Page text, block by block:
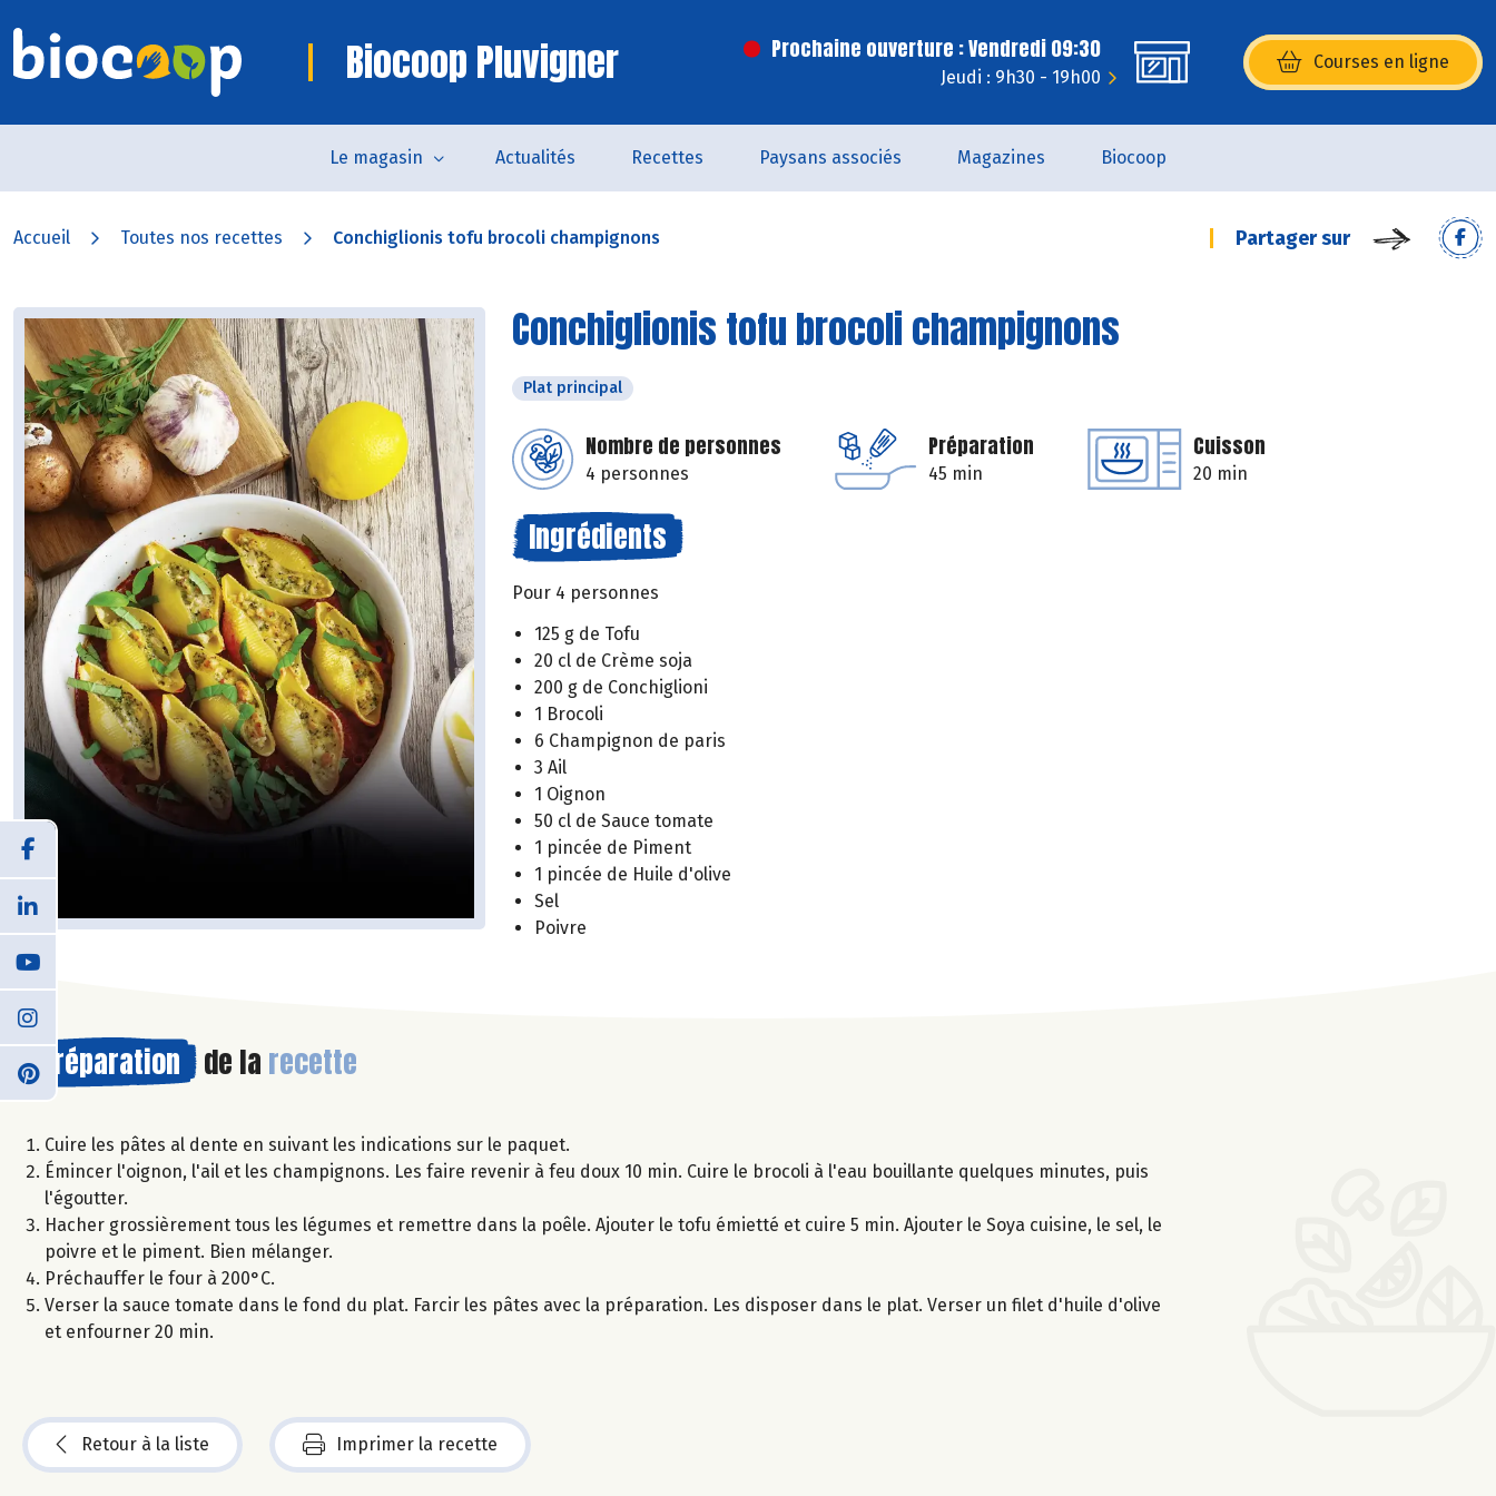
Biocoop Pluvigner Prochaine ouverture : Vendredi 09:30
Jeudi : 9h30 - 19h00
Courses en ligne
(s’ouvre dans une nouvelle
Le magasin Actualités Recettes Paysans associés Magazines Biocoop
Accueil Toutes nos recettes Conchiglionis tofu brocoli champignons Partager sur
Conchiglionis tofu brocoli champignons
Plat principal
Nombre de personnes
4 personnes
Préparation
45 min
Cuisson
20 min
Ingrédients
Pour 4 personnes
125 g de Tofu
20 cl de Crème soja
200 g de Conchiglioni
1 Brocoli
6 Champignon de paris
3 Ail
1 Oignon
50 cl de Sauce tomate
1 pincée de Piment
1 pincée de Huile d'olive
Sel
Poivre
Préparation de la recette
Cuire les pâtes al dente en suivant les indications sur le paquet.
Émincer l'oignon, l'ail et les champignons. Les faire revenir à feu doux 10 min. Cuire le brocoli à l'eau bouillante quelques minutes, puis
l'égoutter.
Hacher grossièrement tous les légumes et remettre dans la poêle. Ajouter le tofu émietté et cuire 5 min. Ajouter le Soya cuisine, le sel, le
poivre et le piment. Bien mélanger.
Préchauffer le four à 200°C.
Verser la sauce tomate dans le fond du plat. Farcir les pâtes avec la préparation. Les disposer dans le plat. Verser un filet d'huile d'olive
et enfourner 20 min.
Retour à la liste Imprimer la recette